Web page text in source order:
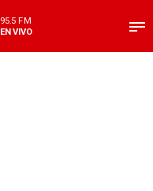
95.5 FM
EN VIVO